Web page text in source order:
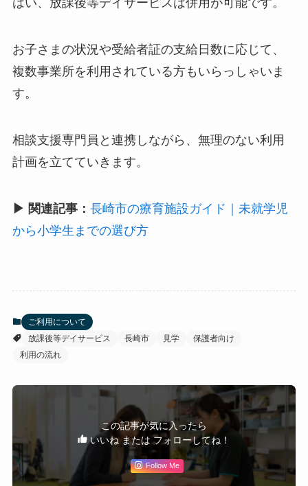
はい、放課後等デイサービスは併用が可能です。
お子さまの状況や受給者証の支給日数に応じて、
複数事業所を利用されている方もいらっしゃいま
す。
相談支援専門員と連携しながら、無理のない利用
計画を立てていきます。
▶ 関連記事： 長崎市の療育施設ガイド｜未就学児
から小学生までの選び方
ご利用について
放課後等デイサービス
長崎市 見学
保護者向け
利用の流れ
この記事が気に入ったら
いいね または フォローしてね！
Follow Me